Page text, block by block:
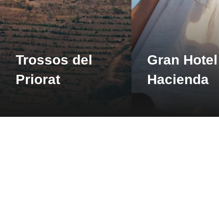
Besuch und
Verkostung
zwischen den
Weinbergen von
Trossos del
Priorat
Gran
Hacienda